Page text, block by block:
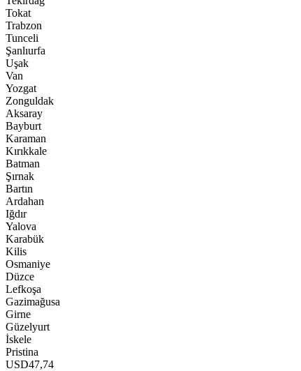
Tokat
Trabzon
Tunceli
Şanlıurfa
Uşak
Van
Yozgat
Zonguldak
Aksaray
Bayburt
Karaman
Kırıkkale
Batman
Şırnak
Bartın
Ardahan
Iğdır
Yalova
Karabük
Kilis
Osmaniye
Düzce
Lefkoşa
Gazimağusa
Girne
Güzelyurt
İskele
Pristina
USD47,74